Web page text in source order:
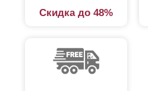
Скидка до 48%